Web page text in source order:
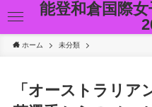
能登和倉国際
ホーム 未分類
「オーストラリア